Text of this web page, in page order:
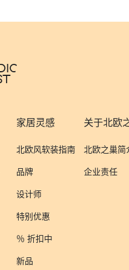
家居灵感
北欧风软装指南
品牌
设计师
特别优惠
％ 折扣中
新品
关于北欧
北欧之巢简
企业责任